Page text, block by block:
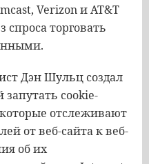
Verizon и AT&T
спроса торговать
Дэн Шульц создал
cookie-
отслеживают
от веб-сайта к веб-
об их